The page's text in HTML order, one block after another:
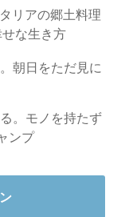
リアの郷土料理
な生き方
朝日をただ見に
。モノを持たず
ンプ